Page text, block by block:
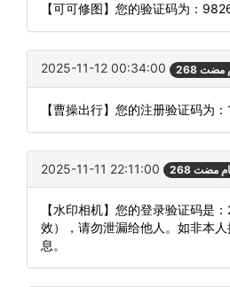
【可可修图】您的验证码为：9826
2025-11-12 00:34:00 مضت
【曹操出行】您的注册验证码为：
2025-11-11 22:11:00 أيام مضت
【水印相机】您的登录验证码是
效），请勿泄漏给他人。如非本
息。